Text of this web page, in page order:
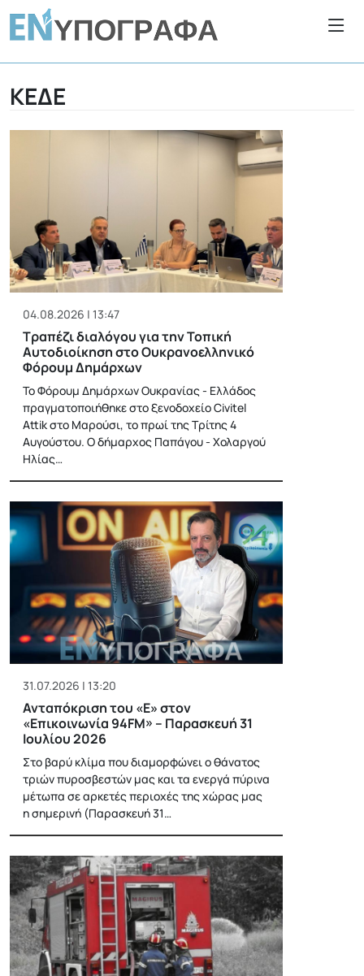
ΚΕΔΕ
04.08.2026 | 13:47
Τραπέζι διαλόγου για την Τοπική
Αυτοδιοίκηση στο Ουκρανοελληνικό
Φόρουμ Δημάρχων
Το Φόρουμ Δημάρχων Ουκρανίας - Ελλάδος
πραγματοποιήθηκε στο ξενοδοχείο Civitel
Attik στο Μαρούσι, το πρωί της Τρίτης 4
Αυγούστου. Ο δήμαρχος Παπάγου - Χολαργού
Ηλίας…
31.07.2026 | 13:20
Ανταπόκριση του «Ε» στον
«Επικοινωνία 94FM» – Παρασκευή 31
Ιουλίου 2026
Στο βαρύ κλίμα που διαμορφώνει ο θάνατος
τριών πυροσβεστών μας και τα ενεργά πύρινα
μέτωπα σε αρκετές περιοχές της χώρας μας
η σημερινή (Παρασκευή 31…